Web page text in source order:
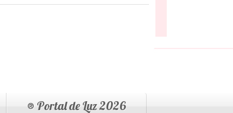
® Portal de Luz 2026